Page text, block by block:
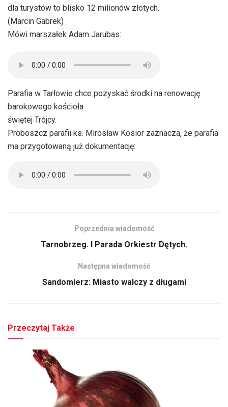
dla turystów to blisko 12 milionów złotych.
(Marcin Gabrek)
Mówi marszałek Adam Jarubas:
Parafia w Tarłowie chce pozyskać środki na renowację
barokowego kościoła
świętej Trójcy.
Proboszcz parafii ks. Mirosław Kosior zaznacza, że parafia
ma przygotowaną już dokumentację:
Poprzednia wiadomość
Tarnobrzeg. I Parada Orkiestr Dętych.
Następna wiadomość
Sandomierz: Miasto walczy z długami
Przeczytaj Także